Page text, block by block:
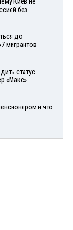
без
до
мигрантов
статус
«Макс»
и что